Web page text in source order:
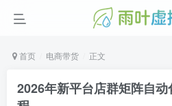
首页 电商带货 正文
2026年新平台店群矩阵自